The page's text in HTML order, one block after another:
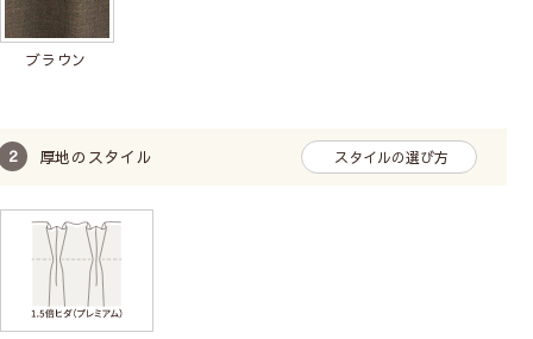
ブラウン
厚地のスタイル スタイルの選び方